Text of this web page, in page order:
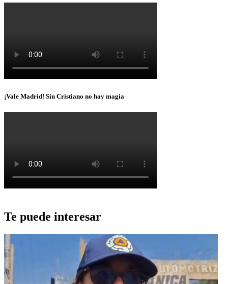
¡Vale Madrid! Sin Cristiano no hay magia
Te puede interesar